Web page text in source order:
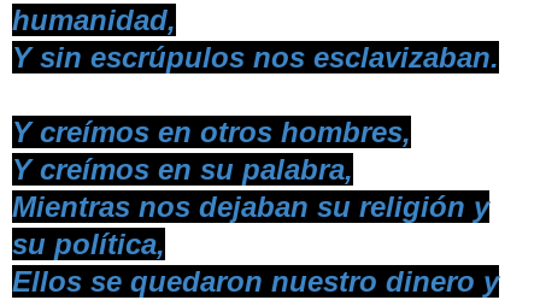
humanidad,
Y sin escrúpulos nos esclavizaban.
Y creímos en otros hombres,
Y creímos en su palabra,
Mientras nos dejaban su religión y
su política,
Ellos se quedaron nuestro dinero y